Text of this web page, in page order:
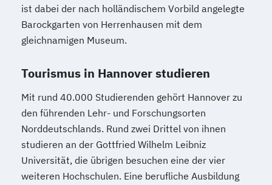
ist dabei der nach holländischem Vorbild angelegte
Barockgarten von Herrenhausen mit dem
gleichnamigen Museum.
Tourismus in Hannover studieren
Mit rund 40.000 Studierenden gehört Hannover zu
den führenden Lehr- und Forschungsorten
Norddeutschlands. Rund zwei Drittel von ihnen
studieren an der Gottfried Wilhelm Leibniz
Universität, die übrigen besuchen eine der vier
weiteren Hochschulen. Eine berufliche Ausbildung